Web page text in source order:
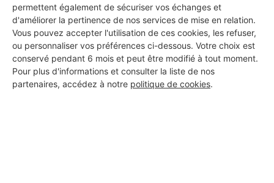
permettent également de sécuriser vos échanges et
d'améliorer la pertinence de nos services de mise en relation.
Vous pouvez accepter l'utilisation de ces cookies, les refuser,
ou personnaliser vos préférences ci-dessous. Votre choix est
conservé pendant 6 mois et peut être modifié à tout moment.
Pour plus d'informations et consulter la liste de nos
partenaires, accédez à notre politique de cookies.
NEWDECO
Boisgervilly
10 ans d'expérience